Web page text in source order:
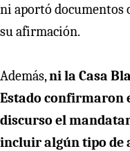
ni aportó documentos
su afirmación.
Además,ni la Casa
Estado confirmaron
discurso el
incluir algún tipo de